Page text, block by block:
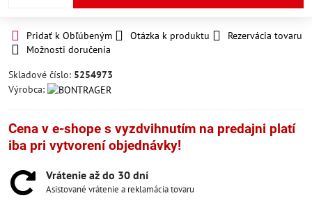
Pridať k Obľúbeným Otázka k produktu
Rezervácia tovaru
Možnosti doručenia
Skladové číslo: 5254973
Výrobca:
Cena v e-shope s vyzdvihnutím na predajni platí
iba pri vytvorení objednávky!
Vrátenie až do 30 dní
Asistované vrátenie a reklamácia tovaru